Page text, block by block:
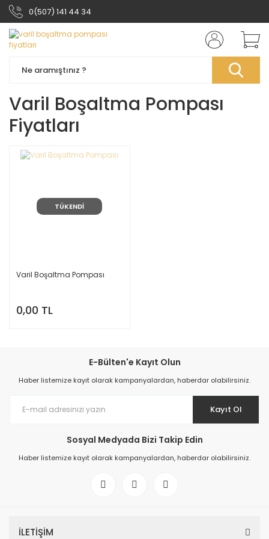
0(507) 141 44 34
Varil Boşaltma Pompası
Fiyatları
TÜKENDİ
Varil Boşaltma Pompası
0,00 TL
E-Bülten'e Kayıt Olun
Haber listemize kayıt olarak kampanyalardan, haberdar olabilirsiniz.
Kayıt Ol
Sosyal Medyada Bizi Takip Edin
Haber listemize kayıt olarak kampanyalardan, haberdar olabilirsiniz.
İLETİŞİM